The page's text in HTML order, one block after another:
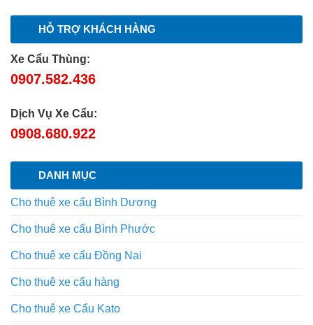
HỖ TRỢ KHÁCH HÀNG
Xe Cẩu Thùng:
0907.582.436
Dịch Vụ Xe Cẩu:
0908.680.922
DANH MỤC
Cho thuê xe cẩu Bình Dương
Cho thuê xe cẩu Bình Phước
Cho thuê xe cẩu Đồng Nai
Cho thuê xe cẩu hàng
Cho thuê xe Cẩu Kato